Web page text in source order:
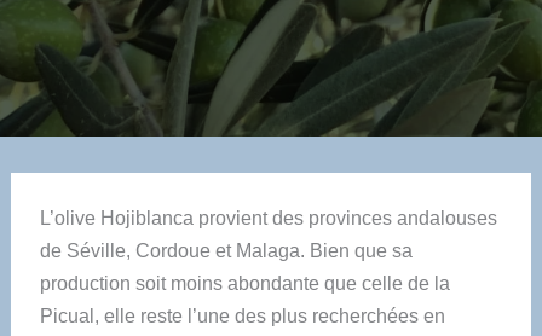
L’olive Hojiblanca provient des provinces andalouses
de Séville, Cordoue et Malaga. Bien que sa
production soit moins abondante que celle de la
Picual, elle reste l’une des plus recherchées en